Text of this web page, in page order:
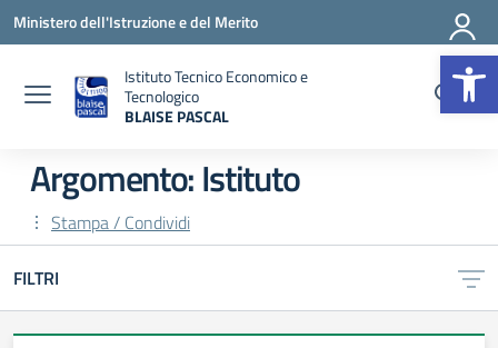
Vai ai contenuti
Vai al menu di navigazione
Vai al footer
Ministero dell'Istruzione e del Merito
Istituto Tecnico Economico e
Tecnologico
BLAISE PASCAL
Argomento: Istituto
Stampa / Condividi
FILTRI